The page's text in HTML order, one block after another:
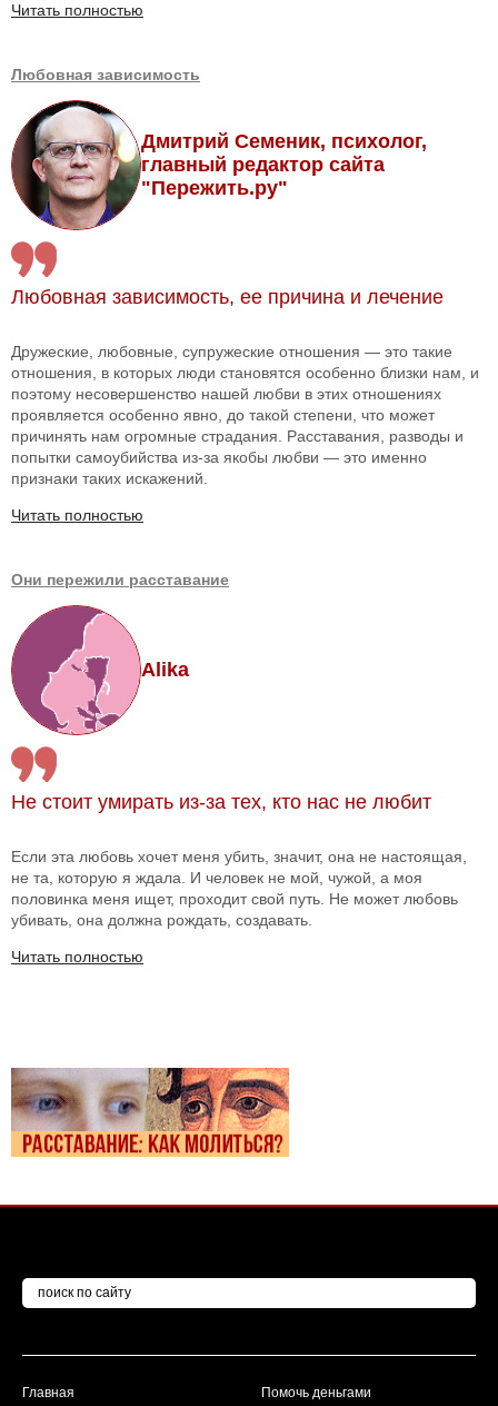
Читать полностью
Любовная зависимость
Дмитрий Семеник, психолог,
главный редактор сайта
"Пережить.ру"
Любовная зависимость, ее причина и лечение
Дружеские, любовные, супружеские отношения — это такие
отношения, в которых люди становятся особенно близки нам, и
поэтому несовершенство нашей любви в этих отношениях
проявляется особенно явно, до такой степени, что может
причинять нам огромные страдания. Расставания, разводы и
попытки самоубийства из-за якобы любви — это именно
признаки таких искажений.
Читать полностью
Они пережили расставание
Alika
Не стоит умирать из-за тех, кто нас не любит
Если эта любовь хочет меня убить, значит, она не настоящая,
не та, которую я ждала. И человек не мой, чужой, а моя
половинка меня ищет, проходит свой путь. Не может любовь
убивать, она должна рождать, создавать.
Читать полностью
Главная Помочь деньгами